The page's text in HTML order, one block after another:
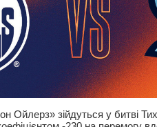
Ойлерз» зійдуться у битві